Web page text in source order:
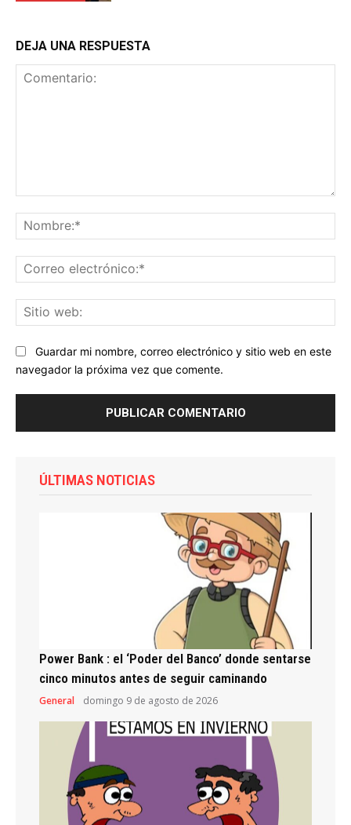
DEJA UNA RESPUESTA
Guardar mi nombre, correo electrónico y sitio web en este
navegador la próxima vez que comente.
ÚLTIMAS NOTICIAS
Power Bank : el ‘Poder del Banco’ donde sentarse
cinco minutos antes de seguir caminando
General domingo 9 de agosto de 2026